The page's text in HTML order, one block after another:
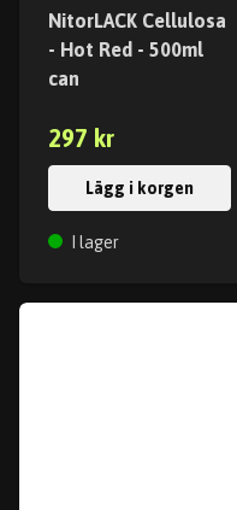
NitorLACK Cellulosa
- Hot Red - 500ml
can
297 kr
Lägg i korgen
I lager